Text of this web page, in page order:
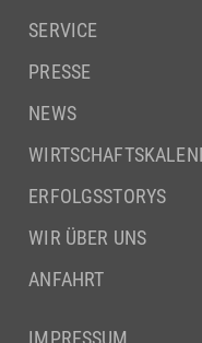
SERVICE
PRESSE
NEWS
ERFOLGSSTORYS
WIR ÜBER UNS
ANFAHRT